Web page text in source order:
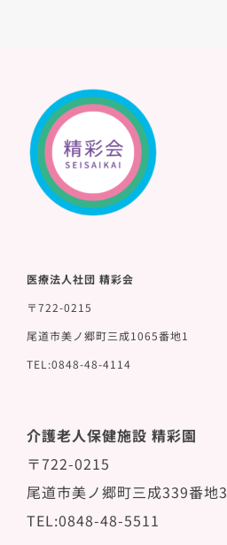
医療法人社団 精彩会
〒722-0215
尾道市美ノ郷町三成1065番地1
TEL:0848-48-4114
介護老人保健施設 精彩園
〒722-0215
尾道市美ノ郷町三成339番地3
TEL:0848-48-5511